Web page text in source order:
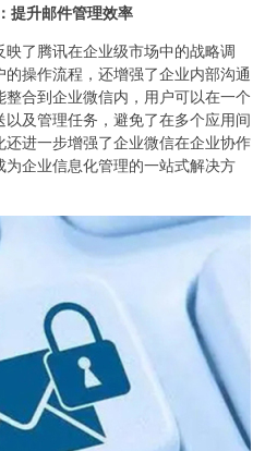
提升邮件管理效率
了腾讯在企业级市场中的战略调
操作流程，还增强了企业内部沟通
合到企业微信内，用户可以在一个
及管理任务，避免了在多个应用间
进一步增强了企业微信在企业协作
企业信息化管理的一站式解决方